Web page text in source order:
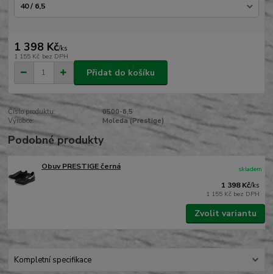
1 398 Kč/ks
1 155 Kč bez DPH
Přidat do košíku
Číslo produktu:
0500-6,5
Výrobce:
Moleda (Prestige)
Podobné produkty
Obuv PRESTIGE černá
1 398 Kč/ks
1 155 Kč bez DPH
skladem
Zvolit variantu
Kompletní specifikace